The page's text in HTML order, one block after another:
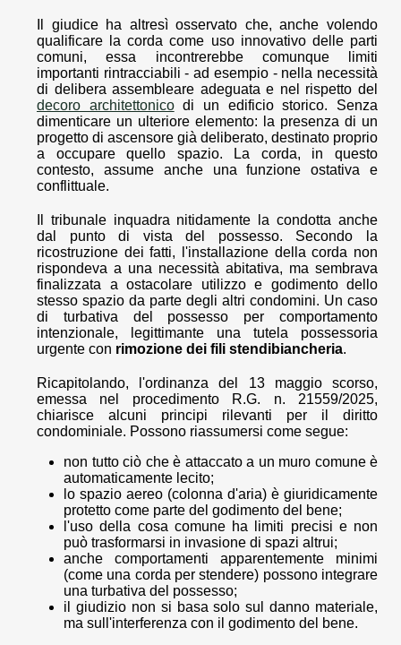
Il giudice ha altresì osservato che, anche volendo
qualificare la corda come uso innovativo delle parti
comuni, essa incontrerebbe comunque limiti
importanti rintracciabili - ad esempio - nella necessità
di delibera assembleare adeguata e nel rispetto del
decoro architettonicodi un edificio storico. Senza
dimenticare un ulteriore elemento: la presenza di un
progetto di ascensore già deliberato, destinato proprio
a occupare quello spazio. La corda, in questo
contesto, assume anche una funzione ostativa e
conflittuale.
Il tribunale inquadra nitidamente la condotta anche
dal punto di vista del possesso. Secondo la
ricostruzione dei fatti, l'installazione della corda non
rispondeva a una necessità abitativa, ma sembrava
finalizzata a ostacolare utilizzo e godimento dello
stesso spazio da parte degli altri condomini. Un caso
di turbativa del possesso per comportamento
intenzionale, legittimante una tutela possessoria
urgente con rimozione dei fili stendibiancheria.
Ricapitolando, l'ordinanza del 13 maggio scorso,
emessa nel procedimento R.G. n. 21559/2025,
chiarisce alcuni principi rilevanti per il diritto
condominiale. Possono riassumersi come segue:
non tutto ciò che è attaccato a un muro comune è
automaticamente lecito;
lo spazio aereo (colonna d'aria) è giuridicamente
protetto come parte del godimento del bene;
l'uso della cosa comune ha limiti precisi e non
può trasformarsi in invasione di spazi altrui;
anche comportamenti apparentemente minimi
(come una corda per stendere) possono integrare
una turbativa del possesso;
il giudizio non si basa solo sul danno materiale,
ma sull'interferenza con il godimento del bene.